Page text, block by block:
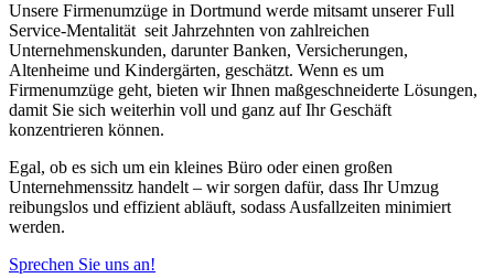
Unsere Firmenumzüge in Dortmund werde mitsamt unserer Full
Service-Mentalität seit Jahrzehnten von zahlreichen
Unternehmenskunden, darunter Banken, Versicherungen,
Altenheime und Kindergärten, geschätzt. Wenn es um
Firmenumzüge geht, bieten wir Ihnen maßgeschneiderte Lösungen,
damit Sie sich weiterhin voll und ganz auf Ihr Geschäft
konzentrieren können.
Egal, ob es sich um ein kleines Büro oder einen großen
Unternehmenssitz handelt – wir sorgen dafür, dass Ihr Umzug
reibungslos und effizient abläuft, sodass Ausfallzeiten minimiert
werden.
Sprechen Sie uns an!